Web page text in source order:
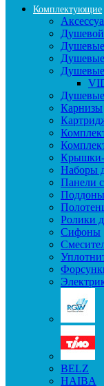
Комплектующие
Карнизы
Крышки-
Наборы
Панели
Поддоны
Ролики
Сифоны
BELZ
HAIBA